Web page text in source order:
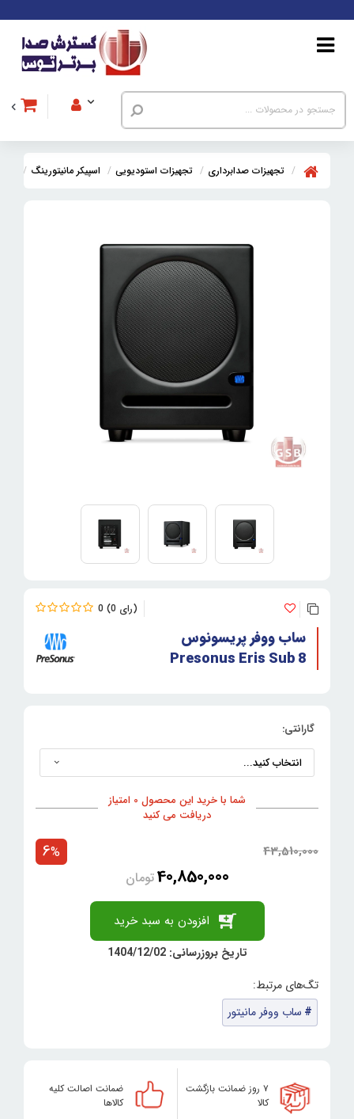
تجهیزات صدابرداری تجهیزات استودیویی اسپیکر مانیتورینگ
0 0
ساب ووفر پریسونوس
Presonus Eris Sub 8
گارانتی:
شما با خرید این محصول 0 امتیاز
دریافت می کنید
43,510,000
40,850,000تومان
6%
افزودن به سبد خرید
تاریخ بروزرسانی: 1404/12/02
ساب ووفر مانیتور
۷ روز ضمانت بازگشت
کالا
ضمانت اصالت کلیه
کالاها